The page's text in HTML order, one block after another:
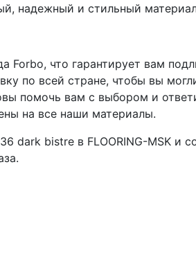
надежный и стильный
что гарантирует вам
по всей стране, чтобы вы
помочь вам с выбором и
на все наши материалы.
dark bistre в FLOORING-MSK и